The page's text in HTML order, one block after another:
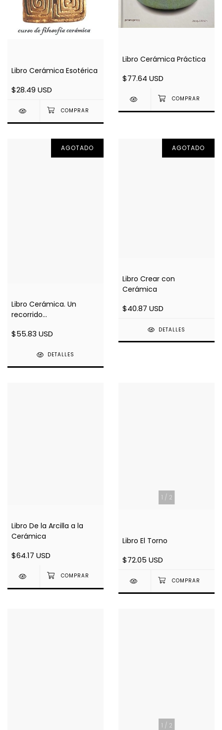
Libro Cerámica Esotérica
$28.49 USD
Libro Cerámica Práctica
$77.64 USD
AGOTADO
Libro Cerámica. Un
recorrido...
$55.83 USD
DETALLES
AGOTADO
Libro Crear con
Cerámica
$40.87 USD
DETALLES
Libro De la Arcilla a la
Cerámica
$64.17 USD
1 / 2
Libro El Torno
$72.05 USD
1 / 2